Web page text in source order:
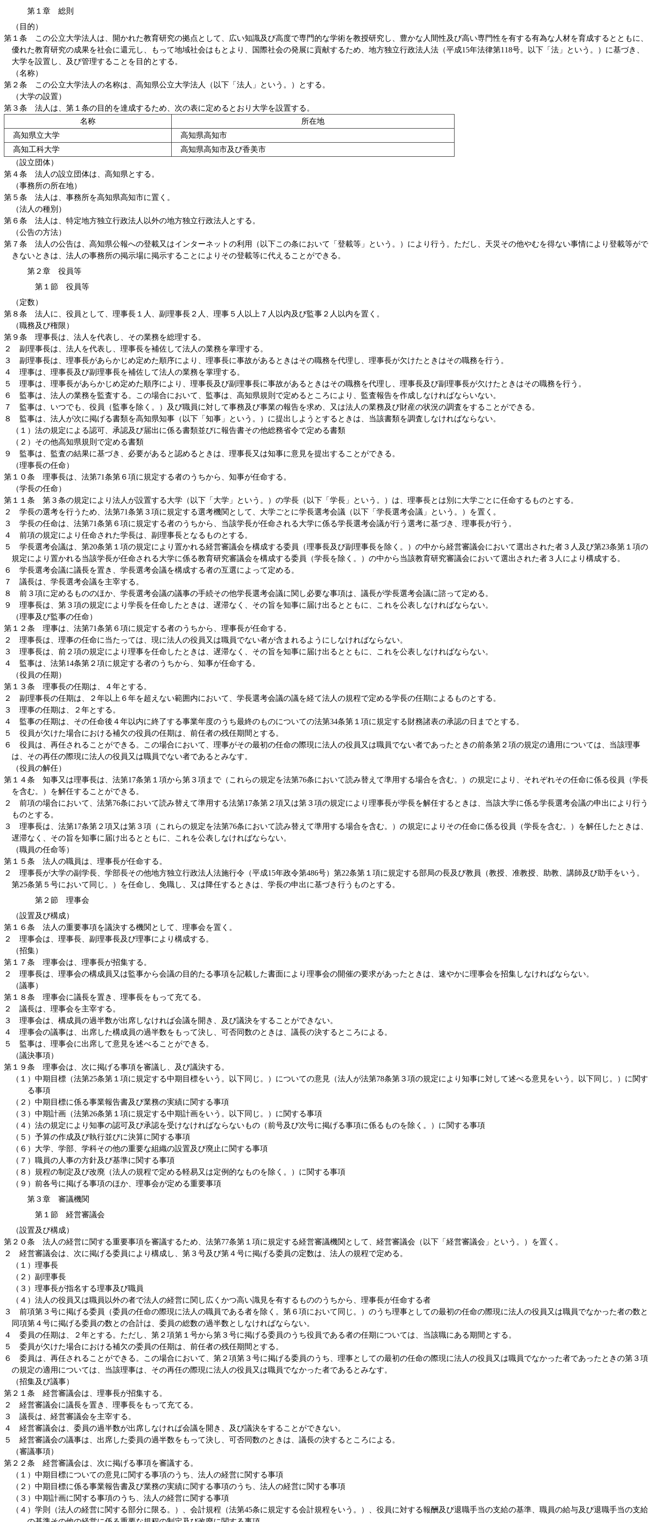
第１章 総則
（目的）
第１条 この公立大学法人は、開かれた教育研究の拠点として、広い知識及び高度で専門的な学術を教授研究し、豊かな人間性及び高い専門性を有する有為な人材を育成するとともに、
優れた教育研究の成果を社会に還元し、もって地域社会はもとより、国際社会の発展に貢献するため、地方独立行政法人法（平成15年法律第118号。以下「法」という。）に基づき、
大学を設置し、及び管理することを目的とする。
（名称）
第２条 この公立大学法人の名称は、高知県公立大学法人（以下「法人」という。）とする。
（大学の設置）
第３条 法人は、第１条の目的を達成するため、次の表に定めるとおり大学を設置する。
名称
所在地
高知県立大学
高知県高知市
高知工科大学
高知県高知市及び香美市
（設立団体）
第４条 法人の設立団体は、高知県とする。
（事務所の所在地）
第５条 法人は、事務所を高知県高知市に置く。
（法人の種別）
第６条 法人は、特定地方独立行政法人以外の地方独立行政法人とする。
（公告の方法）
第７条 法人の公告は、高知県公報への登載又はインターネットの利用（以下この条において「登載等」という。）により行う。ただし、天災その他やむを得ない事情により登載等がで
きないときは、法人の事務所の掲示場に掲示することによりその登載等に代えることができる。
第２章 役員等
第１節 役員等
（定数）
第８条 法人に、役員として、理事長１人、副理事長２人、理事５人以上７人以内及び監事２人以内を置く。
（職務及び権限）
第９条 理事長は、法人を代表し、その業務を総理する。
２ 副理事長は、法人を代表し、理事長を補佐して法人の業務を掌理する。
３ 副理事長は、理事長があらかじめ定めた順序により、理事長に事故があるときはその職務を代理し、理事長が欠けたときはその職務を行う。
４ 理事は、理事長及び副理事長を補佐して法人の業務を掌理する。
５ 理事は、理事長があらかじめ定めた順序により、理事長及び副理事長に事故があるときはその職務を代理し、理事長及び副理事長が欠けたときはその職務を行う。
６ 監事は、法人の業務を監査する。この場合において、監事は、高知県規則で定めるところにより、監査報告を作成しなければならいない。
７ 監事は、いつでも、役員（監事を除く。）及び職員に対して事務及び事業の報告を求め、又は法人の業務及び財産の状況の調査をすることができる。
８ 監事は、法人が次に掲げる書類を高知県知事（以下「知事」という。）に提出しようとするときは、当該書類を調査しなければならない。
（１）法の規定による認可、承認及び届出に係る書類並びに報告書その他総務省令で定める書類
（２）その他高知県規則で定める書類
９ 監事は、監査の結果に基づき、必要があると認めるときは、理事長又は知事に意見を提出することができる。
（理事長の任命）
第１０条 理事長は、法第71条第６項に規定する者のうちから、知事が任命する。
（学長の任命）
第１１条 第３条の規定により法人が設置する大学（以下「大学」という。）の学長（以下「学長」という。）は、理事長とは別に大学ごとに任命するものとする。
２ 学長の選考を行うため、法第71条第３項に規定する選考機関として、大学ごとに学長選考会議（以下「学長選考会議」という。）を置く。
３ 学長の任命は、法第71条第６項に規定する者のうちから、当該学長が任命される大学に係る学長選考会議が行う選考に基づき、理事長が行う。
４ 前項の規定により任命された学長は、副理事長となるものとする。
５ 学長選考会議は、第20条第１項の規定により置かれる経営審議会を構成する委員（理事長及び副理事長を除く。）の中から経営審議会において選出された者３人及び第23条第１項の
規定により置かれる当該学長が任命される大学に係る教育研究審議会を構成する委員（学長を除く。）の中から当該教育研究審議会において選出された者３人により構成する。
６ 学長選考会議に議長を置き、学長選考会議を構成する者の互選によって定める。
７ 議長は、学長選考会議を主宰する。
８ 前３項に定めるもののほか、学長選考会議の議事の手続その他学長選考会議に関し必要な事項は、議長が学長選考会議に諮って定める。
９ 理事長は、第３項の規定により学長を任命したときは、遅滞なく、その旨を知事に届け出るとともに、これを公表しなければならない。
（理事及び監事の任命）
第１２条 理事は、法第71条第６項に規定する者のうちから、理事長が任命する。
２ 理事長は、理事の任命に当たっては、現に法人の役員又は職員でない者が含まれるようにしなければならない。
３ 理事長は、前２項の規定により理事を任命したときは、遅滞なく、その旨を知事に届け出るとともに、これを公表しなければならない。
４ 監事は、法第14条第２項に規定する者のうちから、知事が任命する。
（役員の任期）
第１３条 理事長の任期は、４年とする。
２ 副理事長の任期は、２年以上６年を超えない範囲内において、学長選考会議の議を経て法人の規程で定める学長の任期によるものとする。
３ 理事の任期は、２年とする。
４ 監事の任期は、その任命後４年以内に終了する事業年度のうち最終のものについての法第34条第１項に規定する財務諸表の承認の日までとする。
５ 役員が欠けた場合における補欠の役員の任期は、前任者の残任期間とする。
６ 役員は、再任されることができる。この場合において、理事がその最初の任命の際現に法人の役員又は職員でない者であったときの前条第２項の規定の適用については、当該理事
は、その再任の際現に法人の役員又は職員でない者であるとみなす。
（役員の解任）
第１４条 知事又は理事長は、法第17条第１項から第３項まで（これらの規定を法第76条において読み替えて準用する場合を含む。）の規定により、それぞれその任命に係る役員（学長
を含む。）を解任することができる。
２ 前項の場合において、法第76条において読み替えて準用する法第17条第２項又は第３項の規定により理事長が学長を解任するときは、当該大学に係る学長選考会議の申出により行う
ものとする。
３ 理事長は、法第17条第２項又は第３項（これらの規定を法第76条において読み替えて準用する場合を含む。）の規定によりその任命に係る役員（学長を含む。）を解任したときは、
遅滞なく、その旨を知事に届け出るとともに、これを公表しなければならない。
（職員の任命等）
第１５条 法人の職員は、理事長が任命する。
２ 理事長が大学の副学長、学部長その他地方独立行政法人法施行令（平成15年政令第486号）第22条第１項に規定する部局の長及び教員（教授、准教授、助教、講師及び助手をいう。
第25条第５号において同じ。）を任命し、免職し、又は降任するときは、学長の申出に基づき行うものとする。
第２節 理事会
（設置及び構成）
第１６条 法人の重要事項を議決する機関として、理事会を置く。
２ 理事会は、理事長、副理事長及び理事により構成する。
（招集）
第１７条 理事会は、理事長が招集する。
２ 理事長は、理事会の構成員又は監事から会議の目的たる事項を記載した書面により理事会の開催の要求があったときは、速やかに理事会を招集しなければならない。
（議事）
第１８条 理事会に議長を置き、理事長をもって充てる。
２ 議長は、理事会を主宰する。
３ 理事会は、構成員の過半数が出席しなければ会議を開き、及び議決をすることができない。
４ 理事会の議事は、出席した構成員の過半数をもって決し、可否同数のときは、議長の決するところによる。
５ 監事は、理事会に出席して意見を述べることができる。
（議決事項）
第１９条 理事会は、次に掲げる事項を審議し、及び議決する。
（１）中期目標（法第25条第１項に規定する中期目標をいう。以下同じ。）についての意見（法人が法第78条第３項の規定により知事に対して述べる意見をいう。以下同じ。）に関す
る事項
（２）中期目標に係る事業報告書及び業務の実績に関する事項
（３）中期計画（法第26条第１項に規定する中期計画をいう。以下同じ。）に関する事項
（４）法の規定により知事の認可及び承認を受けなければならないもの（前号及び次号に掲げる事項に係るものを除く。）に関する事項
（５）予算の作成及び執行並びに決算に関する事項
（６）大学、学部、学科その他の重要な組織の設置及び廃止に関する事項
（７）職員の人事の方針及び基準に関する事項
（８）規程の制定及び改廃（法人の規程で定める軽易又は定例的なものを除く。）に関する事項
（９）前各号に掲げる事項のほか、理事会が定める重要事項
第３章 審議機関
第１節 経営審議会
（設置及び構成）
第２０条 法人の経営に関する重要事項を審議するため、法第77条第１項に規定する経営審議機関として、経営審議会（以下「経営審議会」という。）を置く。
２ 経営審議会は、次に掲げる委員により構成し、第３号及び第４号に掲げる委員の定数は、法人の規程で定める。
（１）理事長
（２）副理事長
（３）理事長が指名する理事及び職員
（４）法人の役員又は職員以外の者で法人の経営に関し広くかつ高い識見を有するもののうちから、理事長が任命する者
３ 前項第３号に掲げる委員（委員の任命の際現に法人の職員である者を除く。第６項において同じ。）のうち理事としての最初の任命の際現に法人の役員又は職員でなかった者の数と
同項第４号に掲げる委員の数との合計は、委員の総数の過半数としなければならない。
４ 委員の任期は、２年とする。ただし、第２項第１号から第３号に掲げる委員のうち役員である者の任期については、当該職にある期間とする。
５ 委員が欠けた場合における補欠の委員の任期は、前任者の残任期間とする。
６ 委員は、再任されることができる。この場合において、第２項第３号に掲げる委員のうち、理事としての最初の任命の際現に法人の役員又は職員でなかった者であったときの第３項
の規定の適用については、当該理事は、その再任の際現に法人の役員又は職員でなかった者であるとみなす。
（招集及び議事）
第２１条 経営審議会は、理事長が招集する。
２ 経営審議会に議長を置き、理事長をもって充てる。
３ 議長は、経営審議会を主宰する。
４ 経営審議会は、委員の過半数が出席しなければ会議を開き、及び議決をすることができない。
５ 経営審議会の議事は、出席した委員の過半数をもって決し、可否同数のときは、議長の決するところによる。
（審議事項）
第２２条 経営審議会は、次に掲げる事項を審議する。
（１）中期目標についての意見に関する事項のうち、法人の経営に関する事項
（２）中期目標に係る事業報告書及び業務の実績に関する事項のうち、法人の経営に関する事項
（３）中期計画に関する事項のうち、法人の経営に関する事項
（４）学則（法人の経営に関する部分に限る。）、会計規程（法第45条に規定する会計規程をいう。）、役員に対する報酬及び退職手当の支給の基準、職員の給与及び退職手当の支給